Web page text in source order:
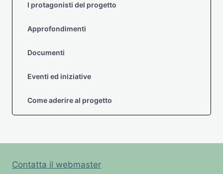
URBANA”
I protagonisti del progetto
Approfondimenti
Documenti
Eventi ed iniziative
Come aderire al progetto
Contatta il webmaster